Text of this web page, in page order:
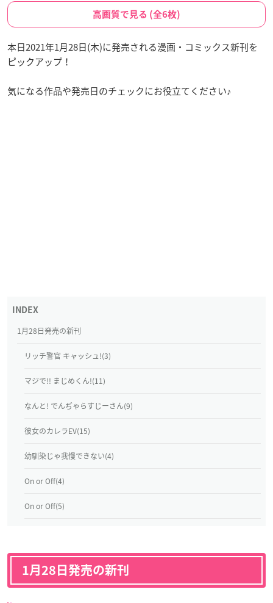
高画質で見る (全6枚)
本日2021年1月28日(木)に発売される漫画・コミックス新刊を
ピックアップ！
気になる作品や発売日のチェックにお役立てください♪
1月28日発売の新刊
リッチ警官 キャッシュ!(3)
マジで!! まじめくん!(11)
なんと! でんぢゃらすじーさん(9)
彼女のカレラEV(15)
幼馴染じゃ我慢できない(4)
On or Off(4)
On or Off(5)
1月28日発売の新刊